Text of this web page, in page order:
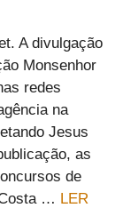
A divulgação
Monsenhor
redes
na
Jesus
as
de
… LER